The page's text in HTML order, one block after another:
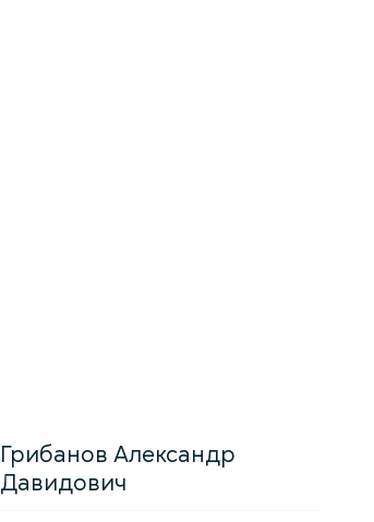
Грибанов Александр
Давидович